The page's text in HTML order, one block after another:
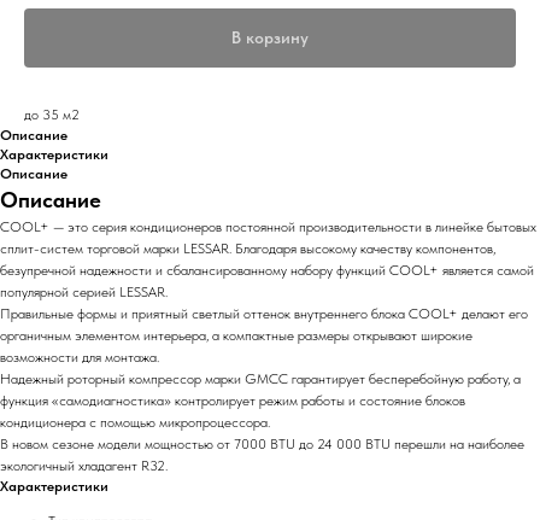
В корзину
до 35 м2
Описание
Характеристики
Описание
Описание
COOL+ — это серия кондиционеров постоянной производительности в линейке бытовых
сплит-систем торговой марки LESSAR. Благодаря высокому качеству компонентов,
безупречной надежности и сбалансированному набору функций COOL+ является самой
популярной серией LESSAR.
Правильные формы и приятный светлый оттенок внутреннего блока COOL+ делают его
органичным элементом интерьера, а компактные размеры открывают широкие
возможности для монтажа.
Надежный роторный компрессор марки GMCC гарантирует бесперебойную работу, а
функция «самодиагностика» контролирует режим работы и состояние блоков
кондиционера с помощью микропроцессора.
В новом сезоне модели мощностью от 7000 BTU до 24 000 BTU перешли на наиболее
экологичный хладагент R32.
Характеристики